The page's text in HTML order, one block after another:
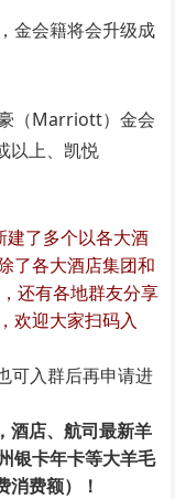
金会籍将会升级成
豪（Marriott）金会
以上、凯悦
建了多个以各大酒
了各大酒店集团和
还有各地群友分享
欢迎大家扫码入
可入群后再申请进
酒店、航司最新羊
银卡年卡等大羊毛
费额）！